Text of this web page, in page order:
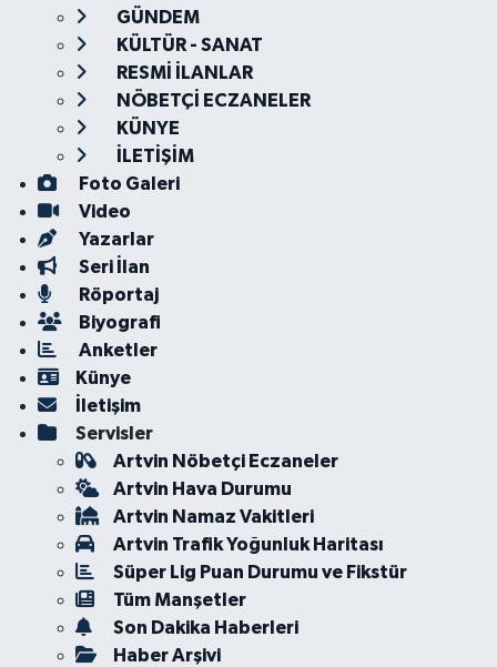
GÜNDEM
KÜLTÜR - SANAT
RESMİ İLANLAR
NÖBETÇİ ECZANELER
KÜNYE
İLETİŞİM
Foto Galeri
Video
Yazarlar
Seri İlan
Röportaj
Biyografi
Anketler
Künye
İletişim
Servisler
Artvin Nöbetçi Eczaneler
Artvin Hava Durumu
Artvin Namaz Vakitleri
Artvin Trafik Yoğunluk Haritası
Süper Lig Puan Durumu ve Fikstür
Tüm Manşetler
Son Dakika Haberleri
Haber Arşivi